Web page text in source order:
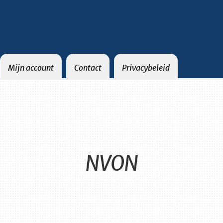
Mijn account Contact Privacybeleid
Contact Privacybeleid
NVON